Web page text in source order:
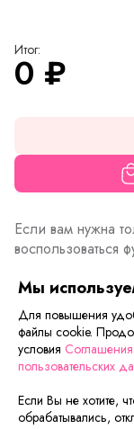
Итог:
0 ₽
Если вам нужна
воспользоваться
перезвонит
ответит на
оплаты и
Описание товара
Мы
Для повышения
файлы cookie.
условия
пользовательских
Если Вы не хотите,
обрабатывались,